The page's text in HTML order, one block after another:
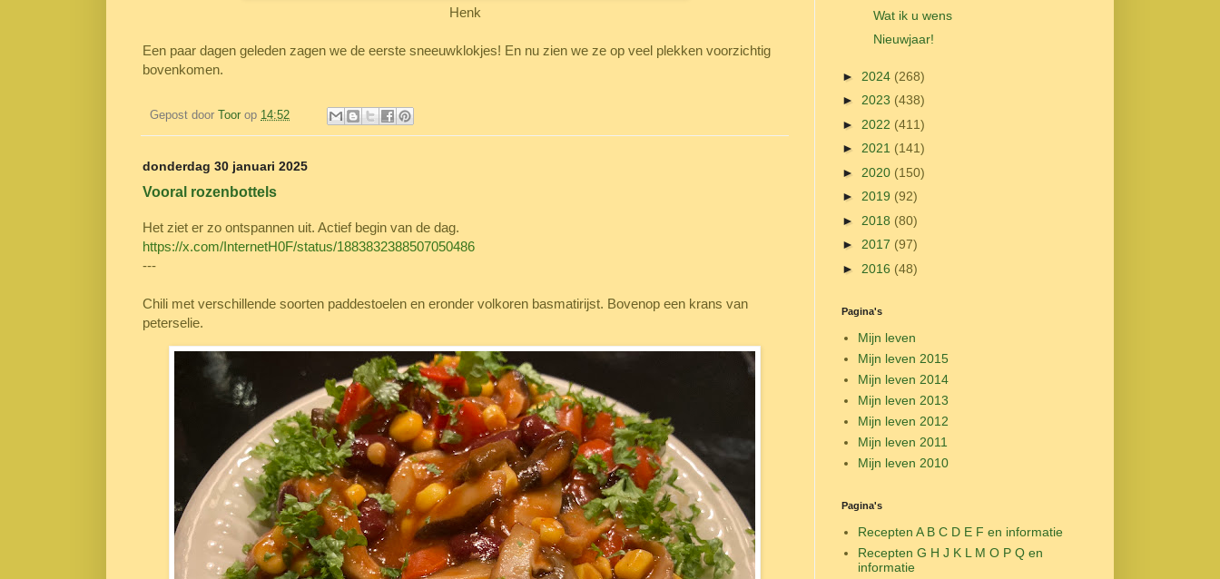
Henk
Een paar dagen geleden zagen we de eerste sneeuwklokjes! En nu zien we ze op veel plekken voorzichtig
bovenkomen.
Gepost door Toor op 14:52
donderdag 30 januari 2025
Vooral rozenbottels
Het ziet er zo ontspannen uit. Actief begin van de dag.
https://x.com/InternetH0F/status/1883832388507050486
---
Chili met verschillende soorten paddestoelen en eronder volkoren basmatirijst. Bovenop een krans van
peterselie.
Wat ik u wens
Nieuwjaar!
► 2024 (268)
► 2023 (438)
► 2022 (411)
► 2021 (141)
► 2020 (150)
► 2019 (92)
► 2018 (80)
► 2017 (97)
► 2016 (48)
Pagina's
Mijn leven
Mijn leven 2015
Mijn leven 2014
Mijn leven 2013
Mijn leven 2012
Mijn leven 2011
Mijn leven 2010
Pagina's
Recepten A B C D E F en informatie
Recepten G H J K L M O P Q en
informatie